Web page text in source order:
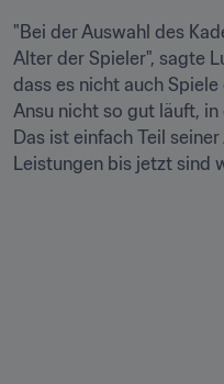
"Bei der Auswahl des
Alter der Spieler", sagte
dass es nicht auch
Ansu nicht so gut läuft,
Das ist einfach Teil
Leistungen bis jetzt sind